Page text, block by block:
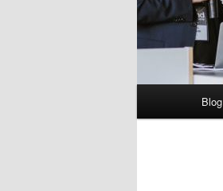
Blog